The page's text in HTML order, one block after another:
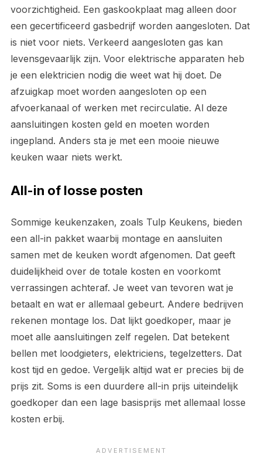
voorzichtigheid. Een gaskookplaat mag alleen door
een gecertificeerd gasbedrijf worden aangesloten. Dat
is niet voor niets. Verkeerd aangesloten gas kan
levensgevaarlijk zijn. Voor elektrische apparaten heb
je een elektricien nodig die weet wat hij doet. De
afzuigkap moet worden aangesloten op een
afvoerkanaal of werken met recirculatie. Al deze
aansluitingen kosten geld en moeten worden
ingepland. Anders sta je met een mooie nieuwe
keuken waar niets werkt.
All-in of losse posten
Sommige keukenzaken, zoals Tulp Keukens, bieden
een all-in pakket waarbij montage en aansluiten
samen met de keuken wordt afgenomen. Dat geeft
duidelijkheid over de totale kosten en voorkomt
verrassingen achteraf. Je weet van tevoren wat je
betaalt en wat er allemaal gebeurt. Andere bedrijven
rekenen montage los. Dat lijkt goedkoper, maar je
moet alle aansluitingen zelf regelen. Dat betekent
bellen met loodgieters, elektriciens, tegelzetters. Dat
kost tijd en gedoe. Vergelijk altijd wat er precies bij de
prijs zit. Soms is een duurdere all-in prijs uiteindelijk
goedkoper dan een lage basisprijs met allemaal losse
kosten erbij.